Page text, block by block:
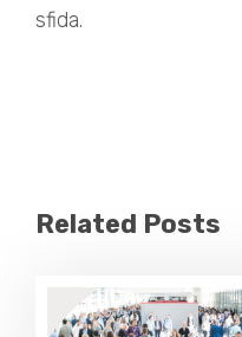
sfida.
Related Posts